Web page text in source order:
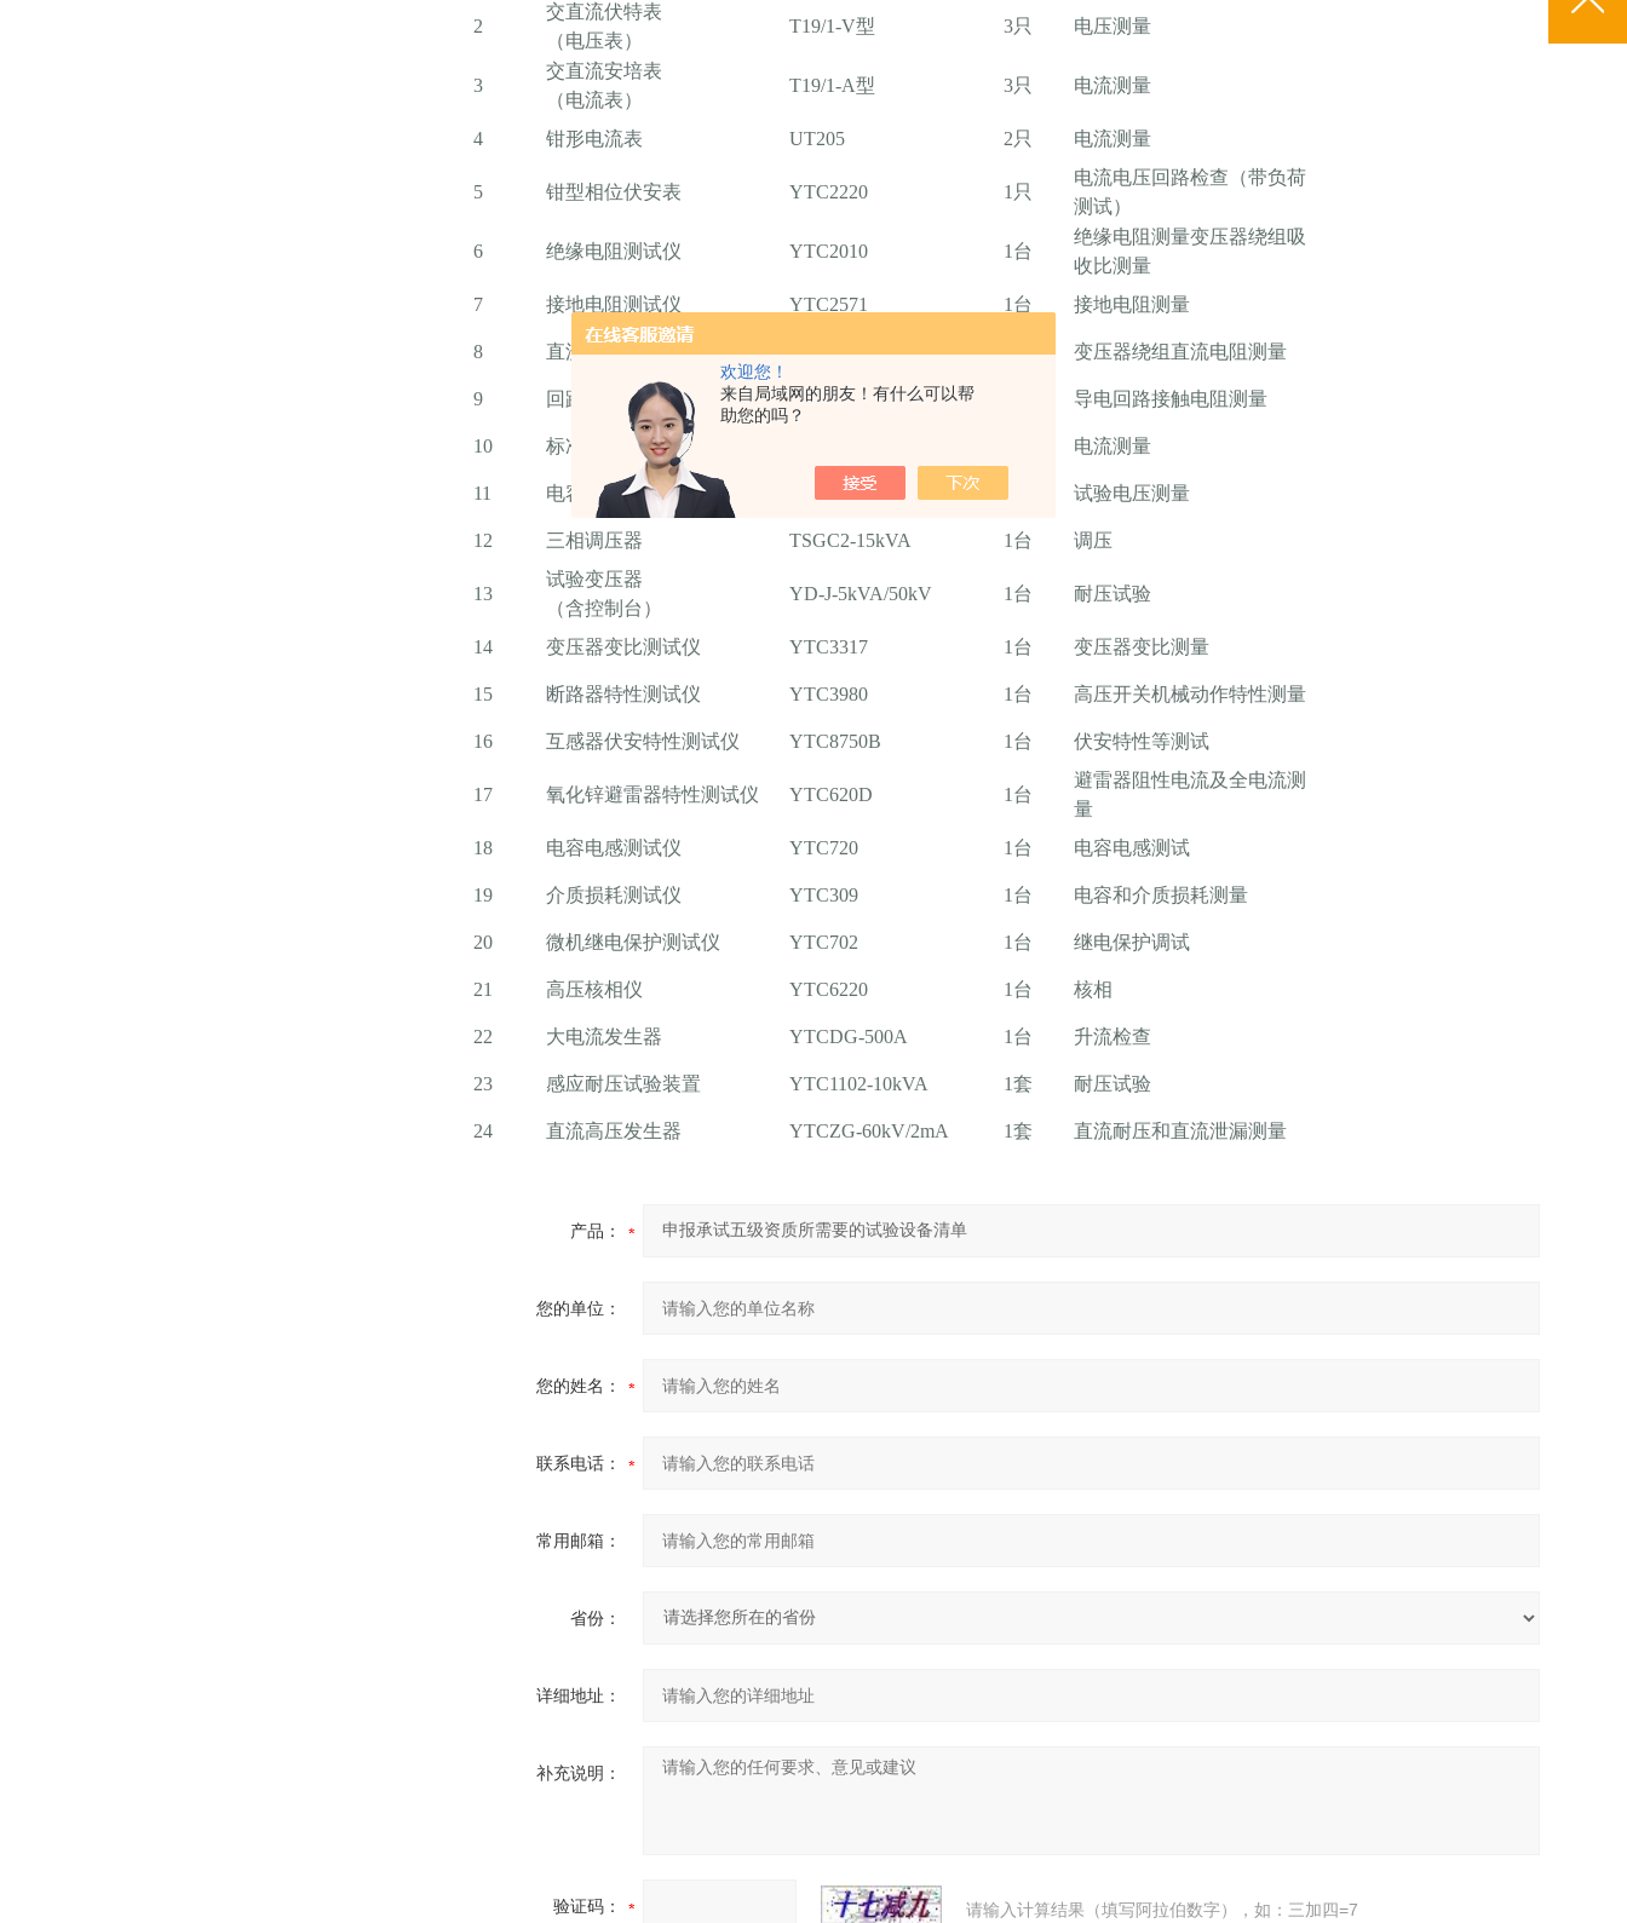
欢迎您！
来自局域网的朋友！有什么可以帮
助您的吗？
2
交直流伏特表
（电压表）
T19/1-V型 3只 电压测量
3
交直流安培表
（电流表）
T19/1-A型 3只 电流测量
4 钳形电流表 UT205 2只 电流测量
5 钳型相位伏安表 YTC2220 1只
电流电压回路检查（带负荷
测试）
6 绝缘电阻测试仪 YTC2010 1台
绝缘电阻测量变压器绕组吸
收比测量
7
接地电阻测试仪 YTC2571 1台 接地电阻测量
8 直流电阻测试仪 YTC316-10 1台 变压器绕组直流电阻测量
9 回路电阻测试仪 YTC5501-100 导电回路接触电阻测量
10 标准电流互感器 电流测量
11 电容分压器高压测量系统 YTC8107-50 试验电压测量
12 三相调压器 TSGC2-15kVA 1台 调压
13
试验变压器
（含控制台）
YD-J-5kVA/50kV 1台 耐压试验
14 变压器变比测试仪 YTC3317 1台 变压器变比测量
15 断路器特性测试仪 YTC3980 1台 高压开关机械动作特性测量
16 互感器伏安特性测试仪 YTC8750B 1台 伏安特性等测试
17 氧化锌避雷器特性测试仪 YTC620D 1台
避雷器阻性电流及全电流测
量
18
电容电感测试仪 YTC720 1台 电容电感测试
19 介质损耗测试仪 YTC309 1台 电容和介质损耗测量
20 微机继电保护测试仪 YTC702 1台 继电保护调试
21 高压核相仪 YTC6220 1台 核相
22 大电流发生器 YTCDG-500A 1台 升流检查
23 感应耐压试验装置 YTC1102-10kVA 1套 耐压试验
24 直流高压发生器 YTCZG-60kV/2mA 1套 直流耐压和直流泄漏测量
产品：
您的单位：
您的姓名：
联系电话：
常用邮箱：
省份：
详细地址：
补充说明：
验证码： 请输入计算结果（填写阿拉伯数字），如：三加四=7